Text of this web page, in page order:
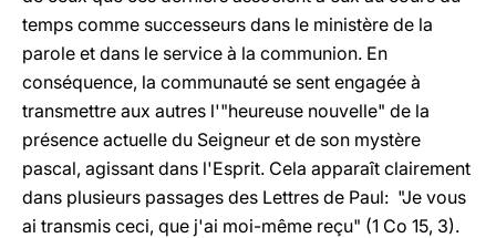
temps comme successeurs dans le ministère de la
parole et dans le service à la communion. En
conséquence, la communauté se sent engagée à
transmettre aux autres l'"heureuse nouvelle" de la
présence actuelle du Seigneur et de son mystère
pascal, agissant dans l'Esprit. Cela apparaît clairement
dans plusieurs passages des Lettres de Paul: "Je vous
ai transmis ceci, que j'ai moi-même reçu" (1 Co 15, 3).